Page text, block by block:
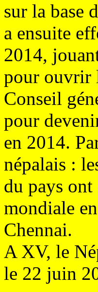
sur la base
a ensuite
2014,
pour ouvrir
Conseil
pour
en 2014.
népalais :
du pays ont
mondiale
Chennai.
A XV, le
le 22 juin